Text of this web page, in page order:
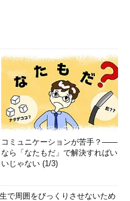
コミュニケーションが苦手？――
なら「なたもだ」で解決すればい
いじゃない (1/3)
で周囲をびっくりさせないため